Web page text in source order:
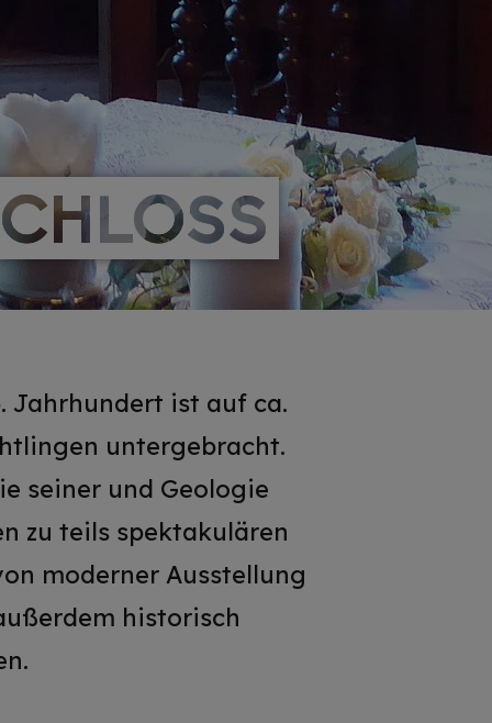
Jahrhundert ist auf ca.
untergebracht.
seiner und Geologie
zu teils spektakulären
moderner Ausstellung
historisch